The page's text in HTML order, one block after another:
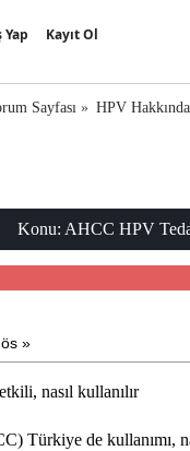
Yap Kayıt Ol
Sayfası » HPV Hakkında
Konu: AHCC HPV
»
nasıl kullanılır
de kullanımı,